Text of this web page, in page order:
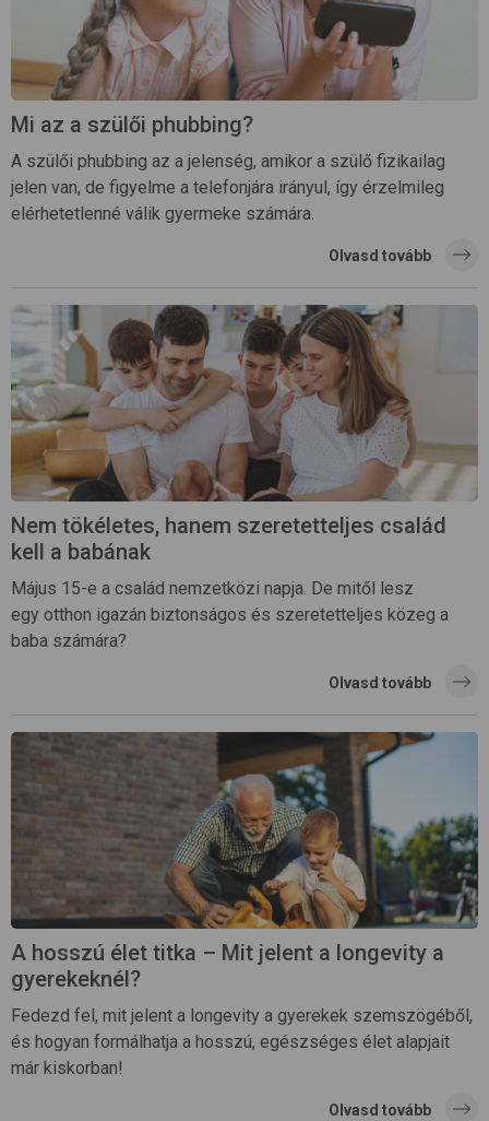
Mi az a szülői phubbing?
A szülői phubbing az a jelenség, amikor a szülő fizikailag
jelen van, de figyelme a telefonjára irányul, így érzelmileg
elérhetetlenné válik gyermeke számára.
Olvasd tovább
Nem tökéletes, hanem szeretetteljes család
kell a babának
Május 15-e a család nemzetközi napja. De mitől lesz
egy otthon igazán biztonságos és szeretetteljes közeg a
baba számára?
Olvasd tovább
A hosszú élet titka – Mit jelent a longevity a
gyerekeknél?
Fedezd fel, mit jelent a longevity a gyerekek szemszögéből,
és hogyan formálhatja a hosszú, egészséges élet alapjait
már kiskorban!
Olvasd tovább